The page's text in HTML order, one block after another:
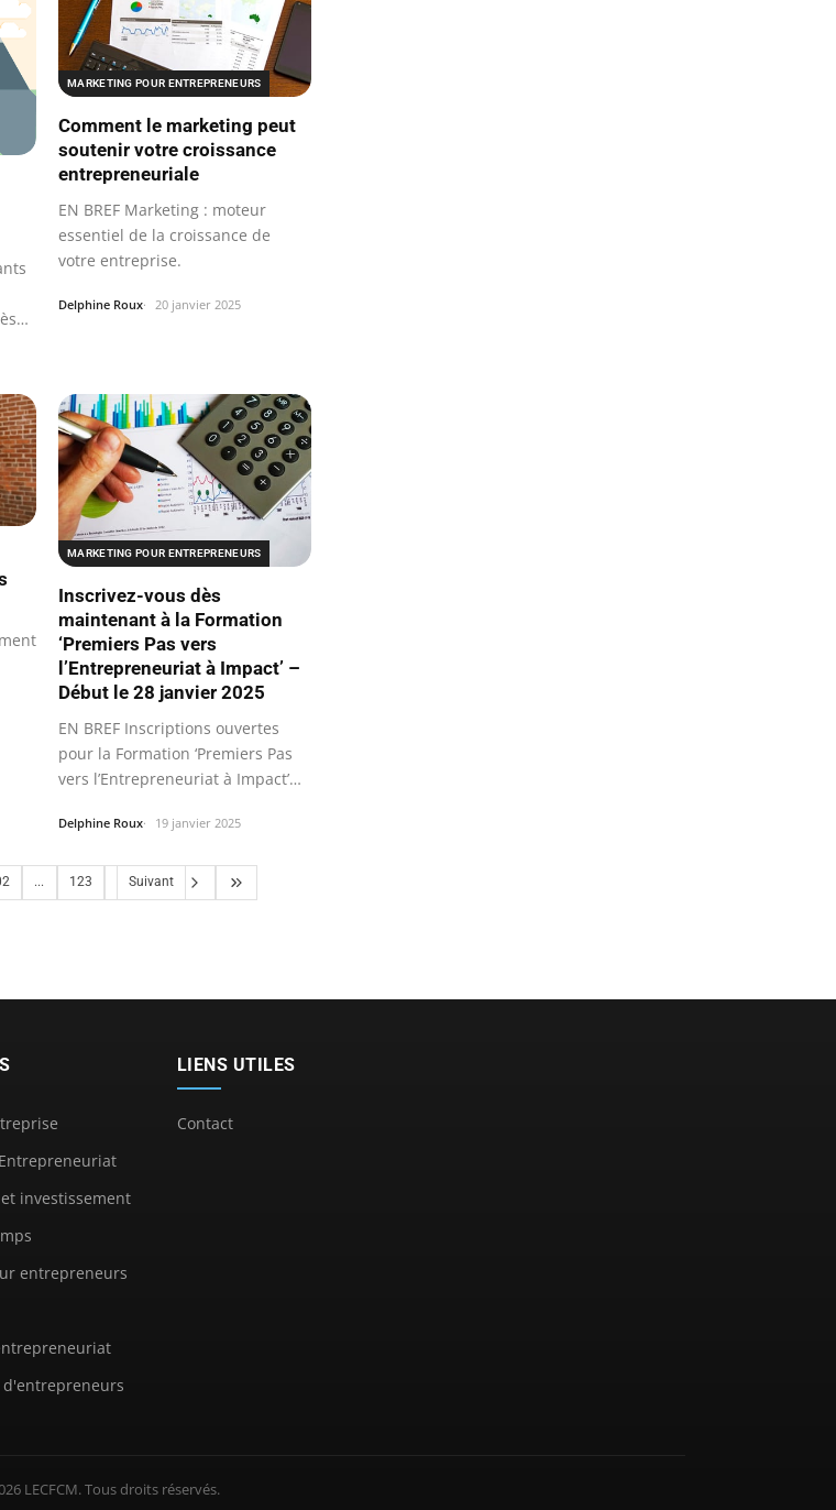
MARKETING POUR ENTREPRENEURS
Comment le marketing peut
soutenir votre croissance
entrepreneuriale
EN BREF Marketing : moteur
essentiel de la croissance de
votre entreprise.
Delphine Roux 20 janvier 2025
MARKETING POUR ENTREPRENEURS
Inscrivez-vous dès
maintenant à la Formation
‘Premiers Pas vers
l’Entrepreneuriat à Impact’ –
Début le 28 janvier 2025
EN BREF Inscriptions ouvertes
pour la Formation ‘Premiers Pas
vers l’Entrepreneuriat à Impact’…
Delphine Roux 19 janvier 2025
... 123 Suivant
investissement
entrepreneurs
d'entrepreneurs
LIENS UTILES
Contact
LECFCM. Tous droits réservés.